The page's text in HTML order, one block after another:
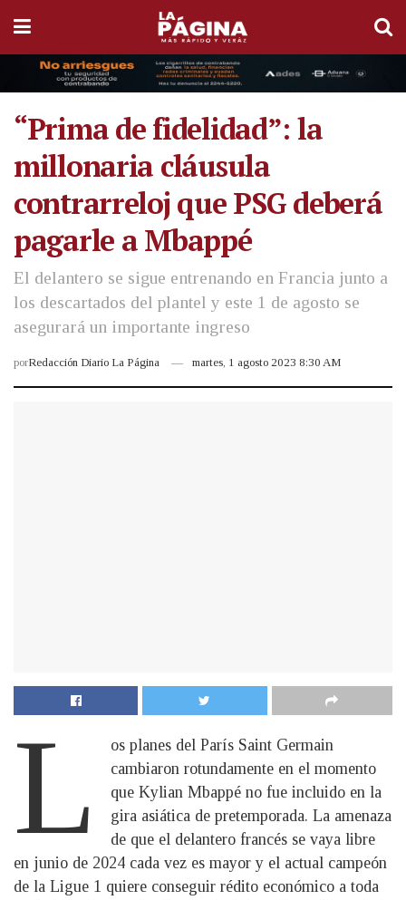
“Prima de fidelidad”: la
millonaria cláusula
contrarreloj que PSG deberá
pagarle a Mbappé
El delantero se sigue entrenando en Francia junto a
los descartados del plantel y este 1 de agosto se
asegurará un importante ingreso
porRedacción Diario La Página martes, 1 agosto 2023 8:30 AM
L
os planes del París Saint Germain
cambiaron rotundamente en el momento
que Kylian Mbappé no fue incluido en la
gira asiática de pretemporada. La amenaza
de que el delantero francés se vaya libre
en junio de 2024 cada vez es mayor y el actual campeón
de la Ligue 1 quiere conseguir rédito económico a toda